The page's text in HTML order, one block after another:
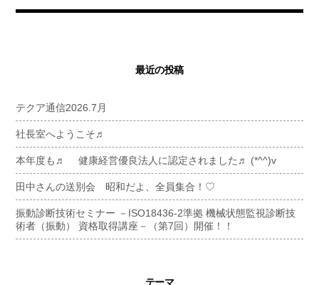
最近の投稿
テクア通信2026.7月
社長室へようこそ♬
本年度も♬ 健康経営優良法人に認定されました♬ (*^^)v
田中さんの送別会 昭和だよ、全員集合！♡
振動診断技術セミナー －ISO18436-2準拠 機械状態監視診断技
術者（振動） 資格取得講座－（第7回）開催！！
テーマ